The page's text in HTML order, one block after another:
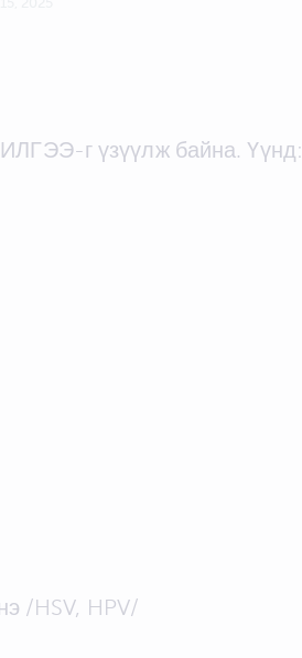
г үзүүлж байна. Үүнд:
/HSV, HPV/